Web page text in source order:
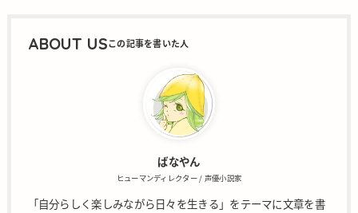
ABOUT US
ばなやん
ヒューマンディレクター / 声優小説家
「自分らしく楽しみながら日々を生きる」をテーマに文章を書